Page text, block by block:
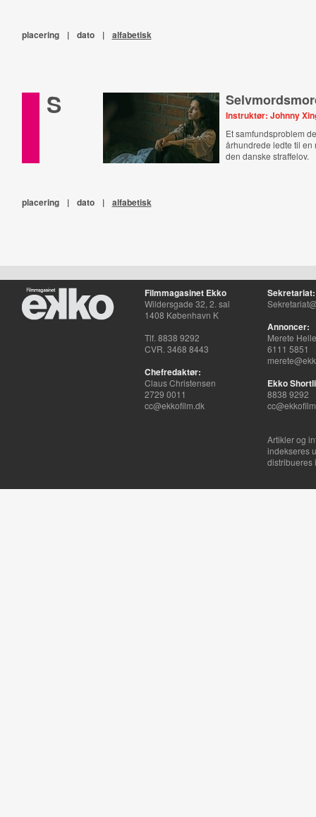
placering | dato | alfabetisk
S Instruktør: Johnny
Et samfundsproblem
århundrede ledte til en
den danske straffelov.
placering | dato | alfabetisk
Filmmagasinet Ekko
Wildersgade 32, 2. sal
1408 København K
Tlf. 8838 9292
CVR. 3468 8443
Chefredaktør:
Claus Christensen
2729 0011
cc@ekkofilm.dk
Sekretariat:
Annoncer:
Merete
6111 5851
Ekko
8838 9292
Artikler og
indekseres
distribueres